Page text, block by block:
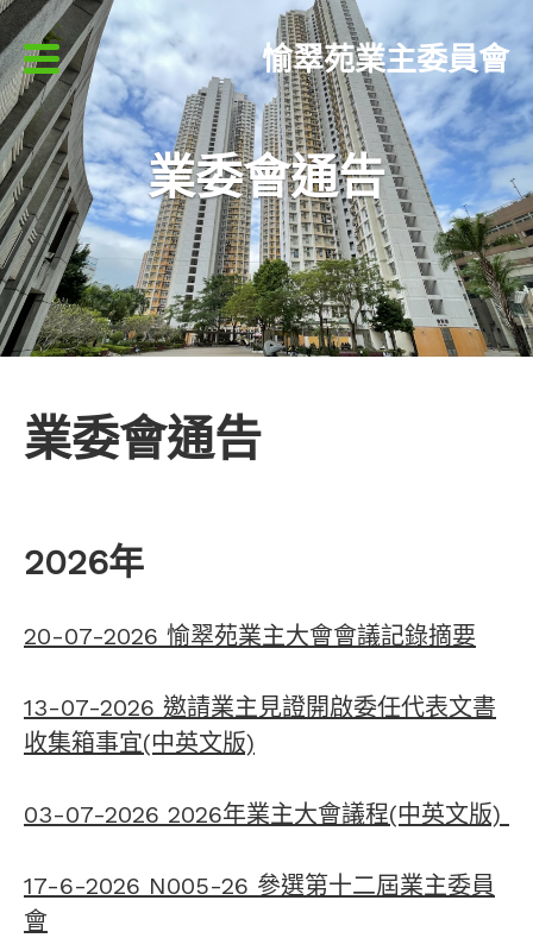
愉翠苑業主委員會
業委會通告
業委會通告
2026年
20-07-2026 愉翠苑業主大會會議記錄摘要
13-07-2026 邀請業主見證開啟委任代表文書
收集箱事宜(中英文版)
03-07-2026 2026年業主大會議程(中英文版)
17-6-2026 N005-26 參選第十二屆業主委員
會